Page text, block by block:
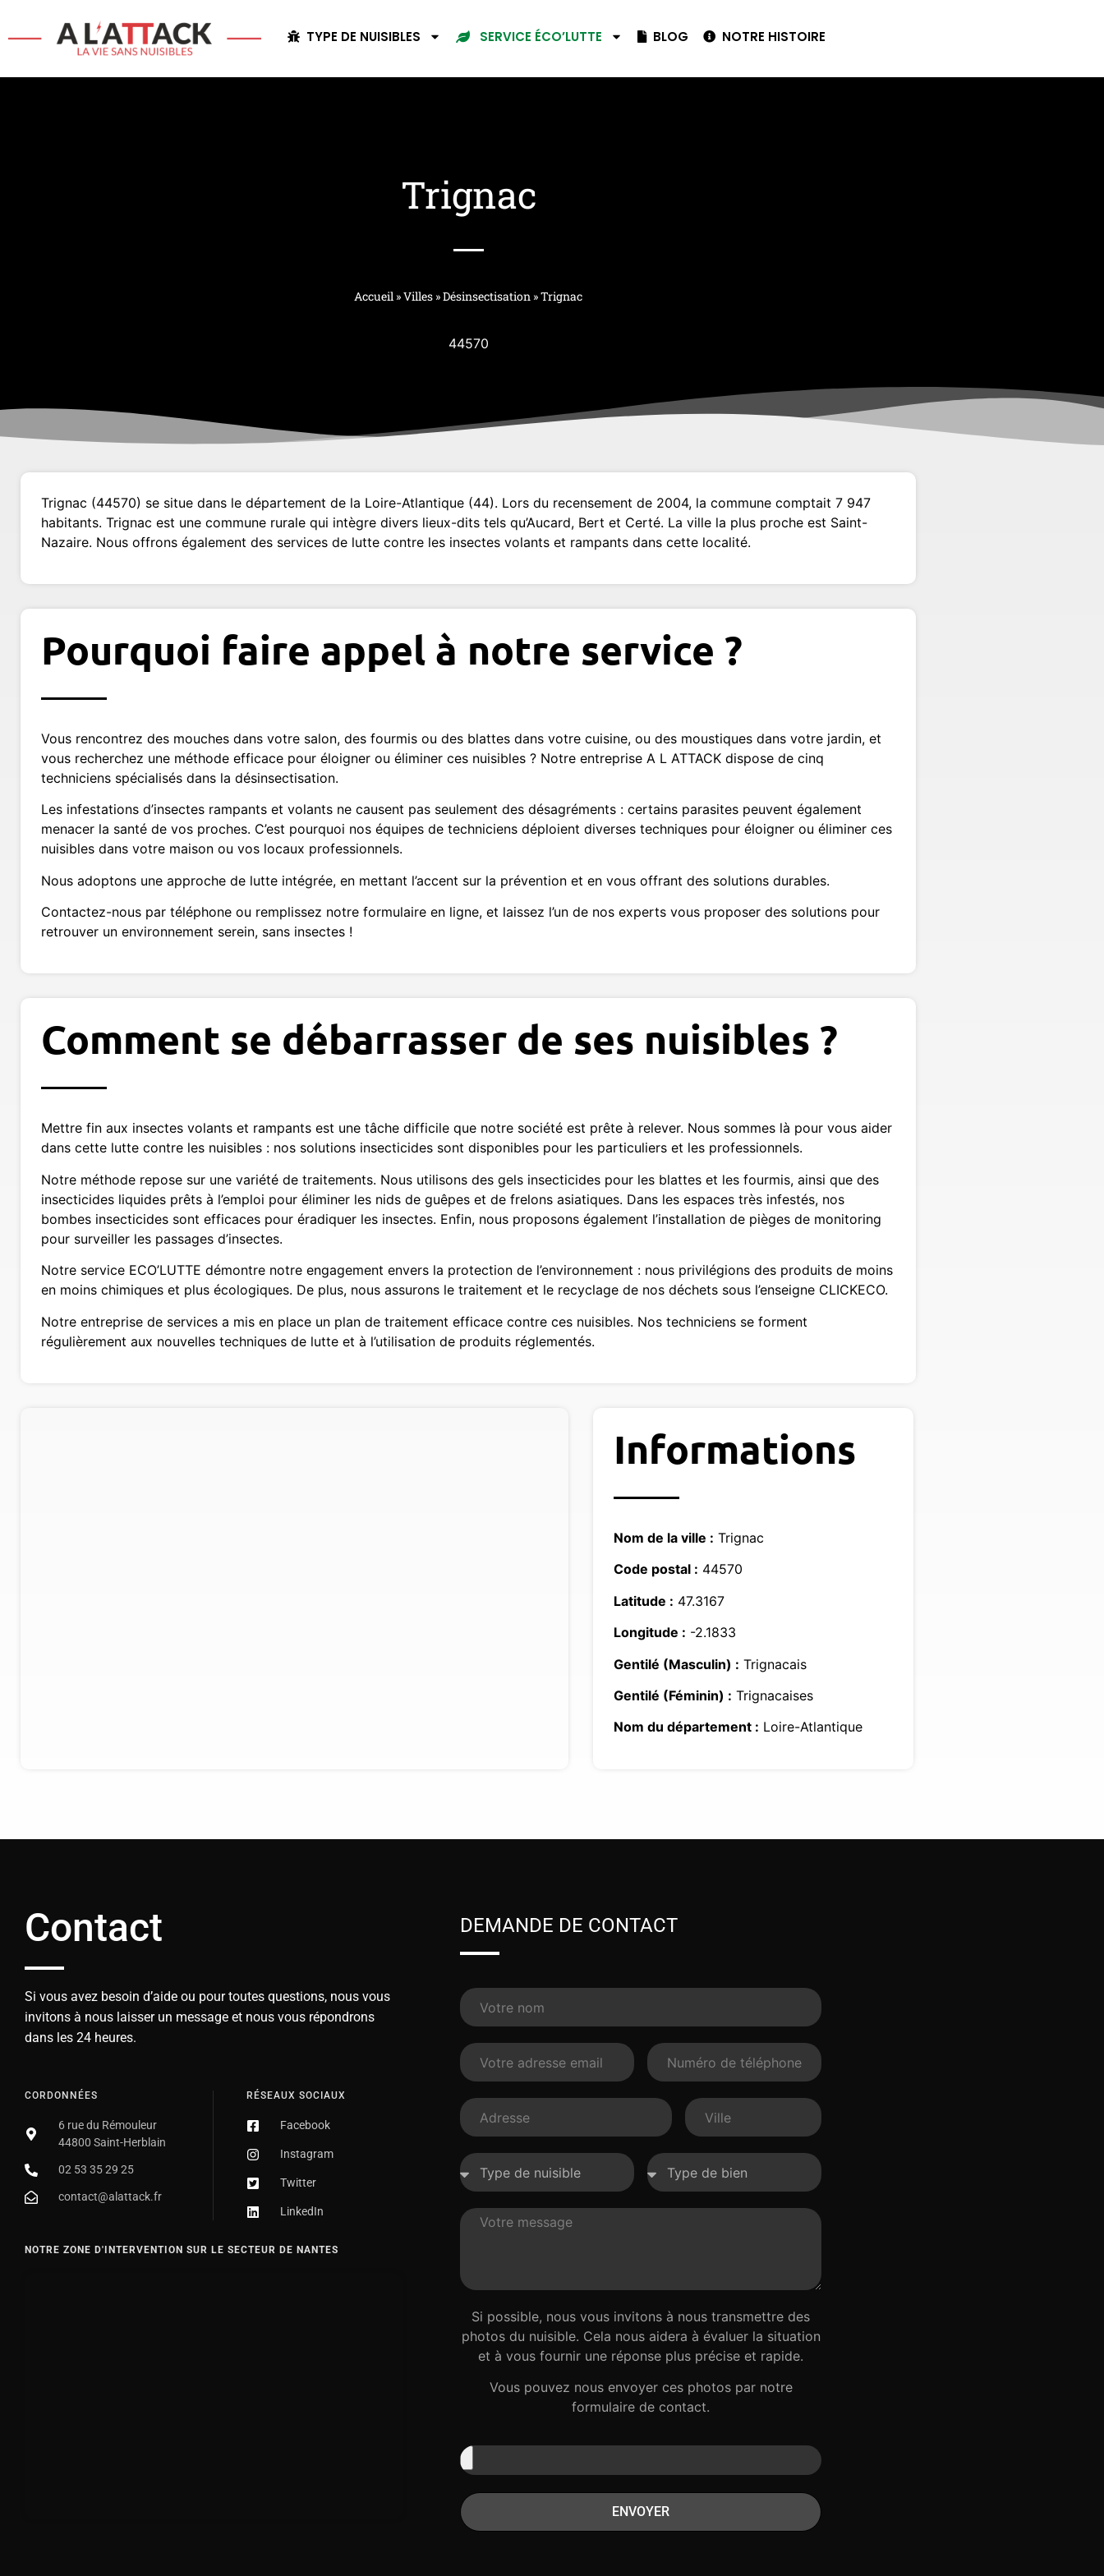
TYPE DE NUISIBLES SERVICE ÉCO’LUTTE BLOG NOTRE HISTOIRE
Trignac
Accueil »Villes »Désinsectisation »Trignac
44570
Trignac (44570) se situe dans le département de la Loire-Atlantique (44). Lors du recensement de 2004, la commune comptait 7 947
habitants. Trignac est une commune rurale qui intègre divers lieux-dits tels qu’Aucard, Bert et Certé. La ville la plus proche est Saint-
Nazaire. Nous offrons également des services de lutte contre les insectes volants et rampants dans cette localité.
Pourquoi faire appel à notre service ?
Vous rencontrez des mouches dans votre salon, des fourmis ou des blattes dans votre cuisine, ou des moustiques dans votre jardin, et
vous recherchez une méthode efficace pour éloigner ou éliminer ces nuisibles ? Notre entreprise A L ATTACK dispose de cinq
techniciens spécialisés dans la désinsectisation.
Les infestations d’insectes rampants et volants ne causent pas seulement des désagréments : certains parasites peuvent également
menacer la santé de vos proches. C’est pourquoi nos équipes de techniciens déploient diverses techniques pour éloigner ou éliminer ces
nuisibles dans votre maison ou vos locaux professionnels.
Nous adoptons une approche de lutte intégrée, en mettant l’accent sur la prévention et en vous offrant des solutions durables.
Contactez-nous par téléphone ou remplissez notre formulaire en ligne, et laissez l’un de nos experts vous proposer des solutions pour
retrouver un environnement serein, sans insectes !
Comment se débarrasser de ses nuisibles ?
Mettre fin aux insectes volants et rampants est une tâche difficile que notre société est prête à relever. Nous sommes là pour vous aider
dans cette lutte contre les nuisibles : nos solutions insecticides sont disponibles pour les particuliers et les professionnels.
Notre méthode repose sur une variété de traitements. Nous utilisons des gels insecticides pour les blattes et les fourmis, ainsi que des
insecticides liquides prêts à l’emploi pour éliminer les nids de guêpes et de frelons asiatiques. Dans les espaces très infestés, nos
bombes insecticides sont efficaces pour éradiquer les insectes. Enfin, nous proposons également l’installation de pièges de monitoring
pour surveiller les passages d’insectes.
Notre service ECO’LUTTE démontre notre engagement envers la protection de l’environnement : nous privilégions des produits de moins
en moins chimiques et plus écologiques. De plus, nous assurons le traitement et le recyclage de nos déchets sous l’enseigne CLICKECO.
Notre entreprise de services a mis en place un plan de traitement efficace contre ces nuisibles. Nos techniciens se forment
régulièrement aux nouvelles techniques de lutte et à l’utilisation de produits réglementés.
Informations
Nom de la ville : Trignac
Code postal : 44570
Latitude : 47.3167
Longitude : -2.1833
Gentilé (Masculin) : Trignacais
Gentilé (Féminin) : Trignacaises
Nom du département : Loire-Atlantique
Contact
Si vous avez besoin d’aide ou pour toutes questions, nous vous
invitons à nous laisser un message et nous vous répondrons
dans les 24 heures.
CORDONNÉES
6 rue du Rémouleur
44800 Saint-Herblain
02 53 35 29 25
contact@alattack.fr
RÉSEAUX SOCIAUX
Facebook
Instagram
Twitter
LinkedIn
NOTRE ZONE D'INTERVENTION SUR LE SECTEUR DE NANTES
DEMANDE DE CONTACT
Si possible, nous vous invitons à nous transmettre des
photos du nuisible. Cela nous aidera à évaluer la situation
et à vous fournir une réponse plus précise et rapide.
Vous pouvez nous envoyer ces photos par notre
formulaire de contact.
ENVOYER